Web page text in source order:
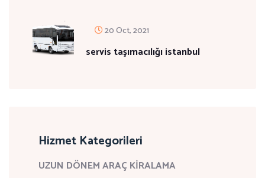
20 Oct, 2021
servis taşımacılığı istanbul
Hizmet Kategorileri
UZUN DÖNEM ARAÇ KİRALAMA